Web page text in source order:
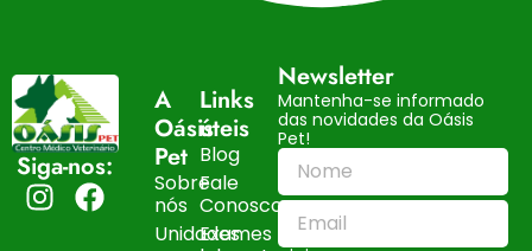
Siga-nos:
A
Oásis
Pet
Sobre
nós
Unidades
Links
úteis
Blog
Fale
Conosco
Exames
Newsletter
Mantenha-se informado
das novidades da Oásis
Pet!